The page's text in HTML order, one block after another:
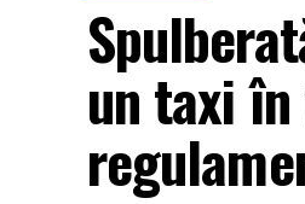
un taxi